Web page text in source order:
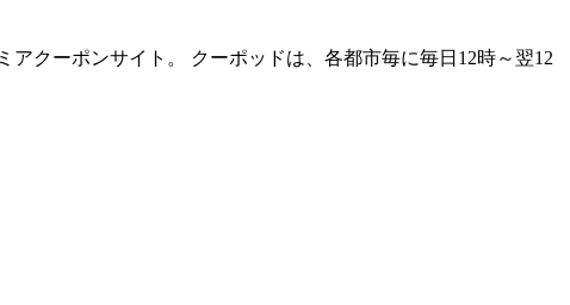
アクーポンサイト。 クーポッドは、各都市毎に毎日12時～翌12